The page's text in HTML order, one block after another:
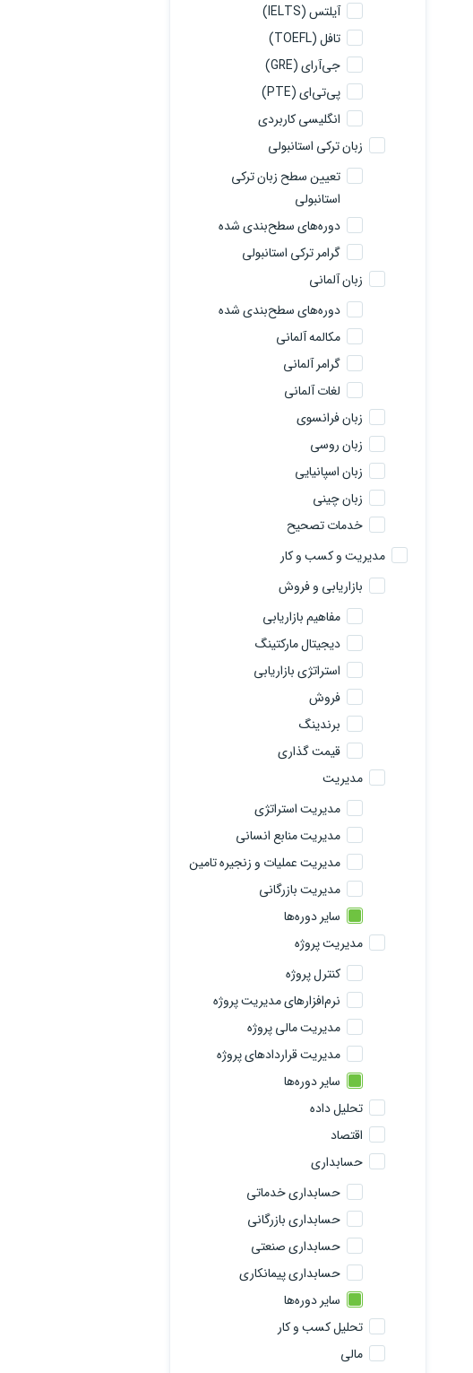
آیلتس (IELTS)
تافل (TOEFL)
جی‌آرای (GRE)
پی‌تی‌ای (PTE)
انگلیسی کاربردی
زبان ترکی استانبولی
تعیین سطح زبان ترکی
استانبولی
دوره‌های سطح‌بندی شده
گرامر ترکی استانبولی
زبان آلمانی
دوره‌های سطح‌بندی شده
مکالمه آلمانی
گرامر آلمانی
لغات آلمانی
زبان فرانسوی
زبان روسی
زبان اسپانیایی
زبان چینی
خدمات تصحیح
مدیریت و کسب و کار
بازاریابی و فروش
مفاهیم بازاریابی
دیجیتال مارکتینگ
استراتژی بازاریابی
فروش
برندینگ
قیمت گذاری
مدیریت
مدیریت استراتژی
مدیریت منابع انسانی
مدیریت عملیات و زنجیره تامین
مدیریت بازرگانی
سایر دوره‌ها
مدیریت پروژه
کنترل پروژه
نرم‌افزارهای مدیریت پروژه
مدیریت مالی پروژه
مدیریت قراردادهای پروژه
سایر دوره‌ها
تحلیل داده
اقتصاد
حسابداری
حسابداری خدماتی
حسابداری بازرگانی
حسابداری صنعتی
حسابداری پیمانکاری
سایر دوره‌ها
تحلیل کسب و کار
مالی